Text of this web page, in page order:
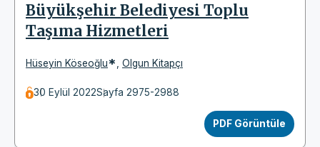
Büyükşehir Belediyesi Toplu
Taşıma Hizmetleri
Hüseyin Köseoğlu* Olgun Kitapçı
30 Eylül 2022Sayfa 2975-2988
PDF Görüntüle